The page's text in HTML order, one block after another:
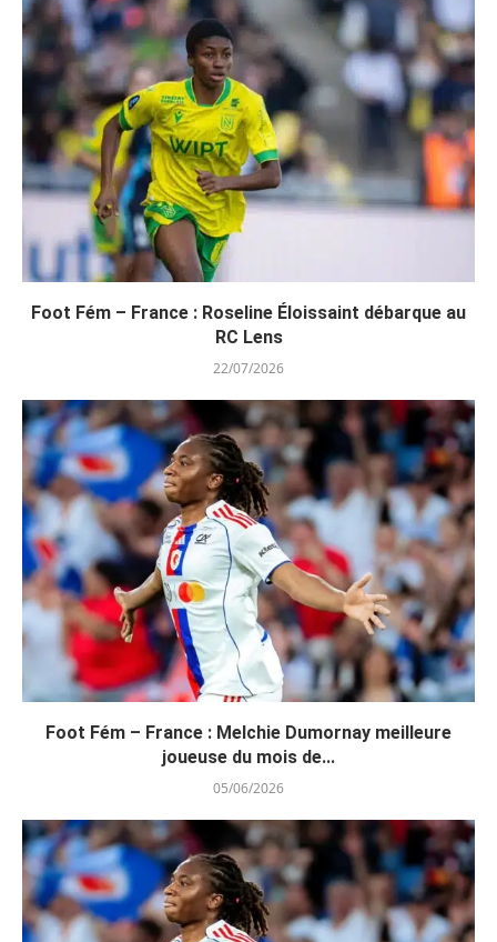
Foot Fém – France : Roseline Éloissaint débarque au
RC Lens
22/07/2026
Foot Fém – France : Melchie Dumornay meilleure
joueuse du mois de...
05/06/2026